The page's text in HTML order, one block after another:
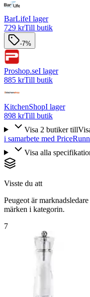
BarLifeI lager
729 krTill butik
-7%
Proshop.seI lager
885 krTill butik
KitchenShopI lager
898 krTill butik
Visa 2 butiker till
i samarbete med
Visa alla
Visste du att
Peugeot är
märken i kategorin.
7